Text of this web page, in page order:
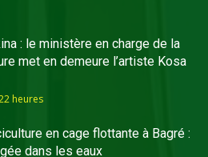
: le ministère en charge de la
met en demeure l’artiste Kosa
heures
en cage flottante à Bagré :
dans les eaux